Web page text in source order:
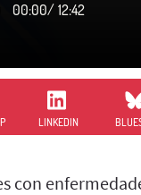
00:00/ 12:42
LINKEDIN
con